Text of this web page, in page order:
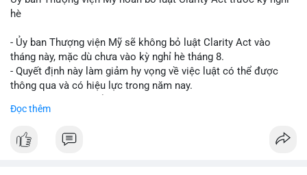
hè
- Ủy ban Thượng viện Mỹ sẽ không bỏ luật Clarity Act vào
tháng này, mặc dù chưa vào kỳ nghỉ hè tháng 8.
- Quyết định này làm giảm hy vọng về việc luật có thể được
thông qua và có hiệu lực trong năm nay.
mục chứng chỉ cho tài sản số tại Mỹ.
và phát triển thị trường crypto tại Mỹ.
Đọc thêm